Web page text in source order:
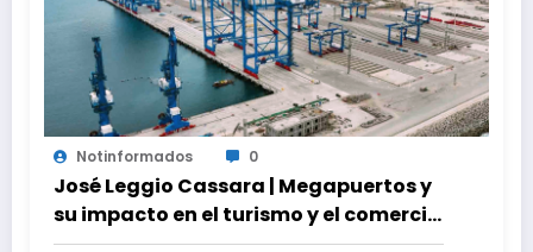
Notinformados 0
José Leggio Cassara | Megapuertos y
su impacto en el turismo y el comercio
global